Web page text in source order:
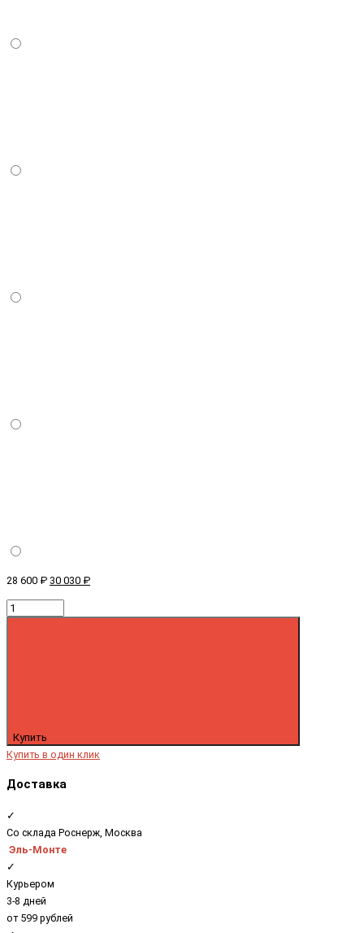
28 600 ₽ 30 030 ₽
Купить
Купить в один клик
Доставка
✓
Со склада Роснерж, Москва
Эль-Монте
✓
Курьером
3-8 дней
от 599 рублей